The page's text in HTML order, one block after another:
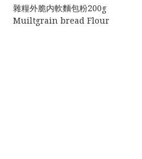
雜糧外脆内軟麵包粉200g
Muiltgrain bread Flour